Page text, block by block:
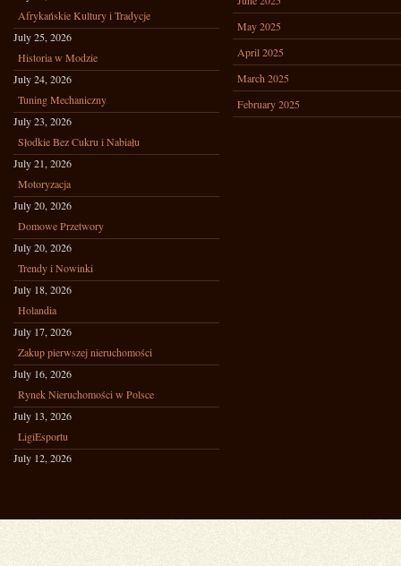
Afrykańskie Kultury i Tradycje
July 25, 2026
Historia w Modzie
July 24, 2026
Tuning Mechaniczny
July 23, 2026
Słodkie Bez Cukru i Nabiału
July 21, 2026
Motoryzacja
July 20, 2026
Domowe Przetwory
July 20, 2026
Trendy i Nowinki
July 18, 2026
Holandia
July 17, 2026
Zakup pierwszej nieruchomości
July 16, 2026
Rynek Nieruchomości w Polsce
July 13, 2026
LigiEsportu
July 12, 2026
May 2025
April 2025
March 2025
February 2025